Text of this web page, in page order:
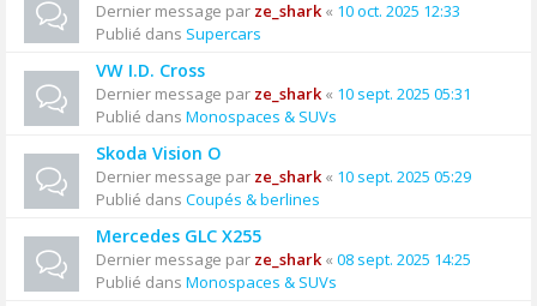
Dernier message par ze_shark« 10 oct. 2025 12:33
Publié dans Supercars
VW I.D. Cross
Dernier message par ze_shark« 10 sept. 2025 05:31
Publié dans Monospaces & SUVs
Skoda Vision O
Dernier message par ze_shark« 10 sept. 2025 05:29
Publié dans Coupés & berlines
Mercedes GLC X255
Dernier message par ze_shark« 08 sept. 2025 14:25
Publié dans Monospaces & SUVs